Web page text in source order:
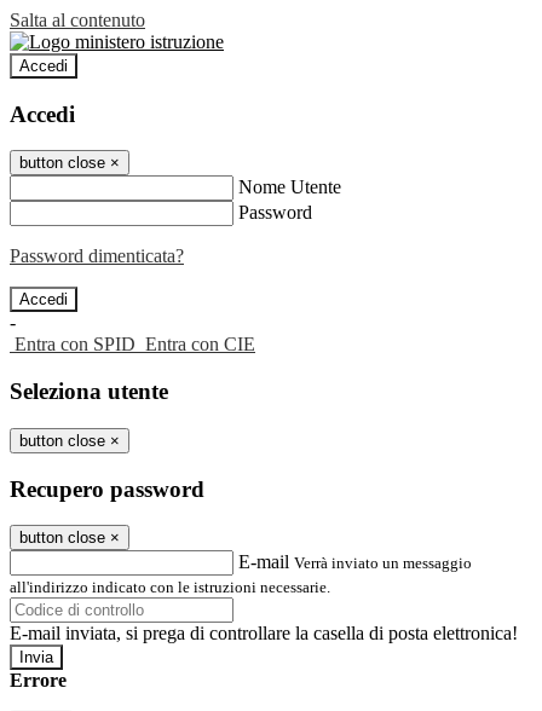
Salta al contenuto
Accedi
Accedi
button close ×
Nome Utente
Password
Password dimenticata?
-
Entra con SPID Entra con CIE
Seleziona utente
button close ×
Recupero password
button close ×
E-mail Verrà inviato un messaggio
all'indirizzo indicato con le istruzioni necessarie.
E-mail inviata, si prega di controllare la casella di posta elettronica!
Errore